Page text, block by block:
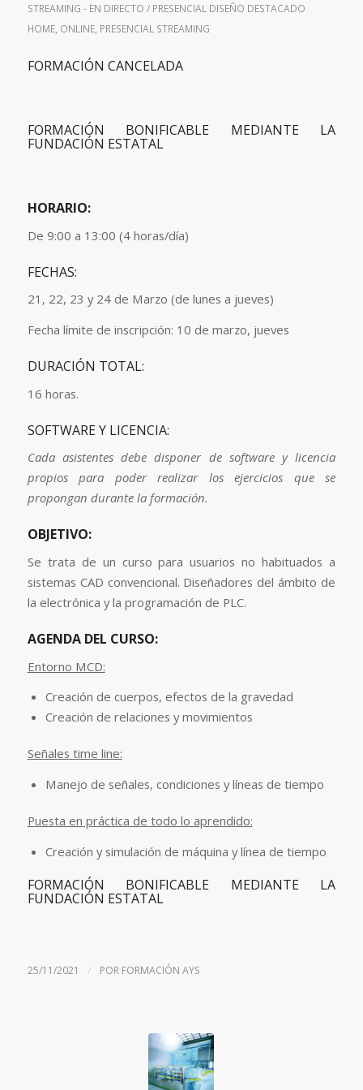
STREAMING - EN DIRECTO / PRESENCIAL DISEÑO DESTACADO
HOME, ONLINE, PRESENCIAL STREAMING
FORMACIÓN CANCELADA
FORMACIÓN BONIFICABLE MEDIANTE LA
FUNDACIÓN ESTATAL
HORARIO:
De 9:00 a 13:00 (4 horas/día)
FECHAS:
21, 22, 23 y 24 de Marzo (de lunes a jueves)
Fecha límite de inscripción: 10 de marzo, jueves
DURACIÓN TOTAL:
16 horas.
SOFTWARE Y LICENCIA:
Cada asistentes debe disponer de software y licencia
propios para poder realizar los ejercicios que se
propongan durante la formación.
OBJETIVO:
Se trata de un curso para usuarios no habituados a
sistemas CAD convencional. Diseñadores del ámbito de
la electrónica y la programación de PLC.
AGENDA DEL CURSO:
Entorno MCD:
Creación de cuerpos, efectos de la gravedad
Creación de relaciones y movimientos
Señales time line:
Manejo de señales, condiciones y líneas de tiempo
Puesta en práctica de todo lo aprendido:
Creación y simulación de máquina y línea de tiempo
FORMACIÓN BONIFICABLE MEDIANTE LA
FUNDACIÓN ESTATAL
25/11/2021 / POR FORMACIÓN AYS